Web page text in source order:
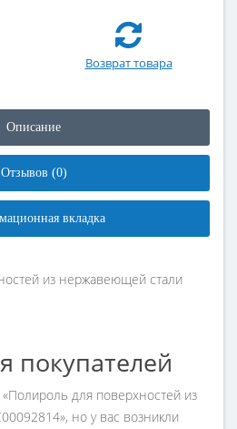
Возврат товара
Описание
Отзывов (0)
вкладка
из нержавеющей стали
покупателей
«Полироль для поверхностей из
но у вас возникли